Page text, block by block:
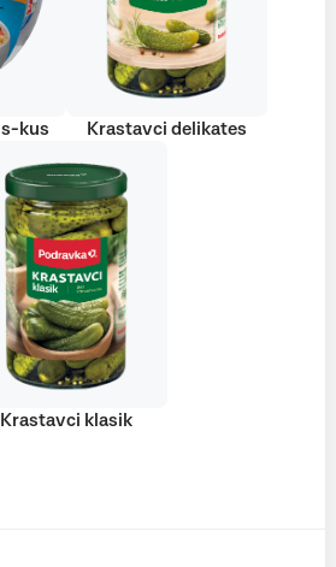
kus Krastavci delikates
Krastavci klasik